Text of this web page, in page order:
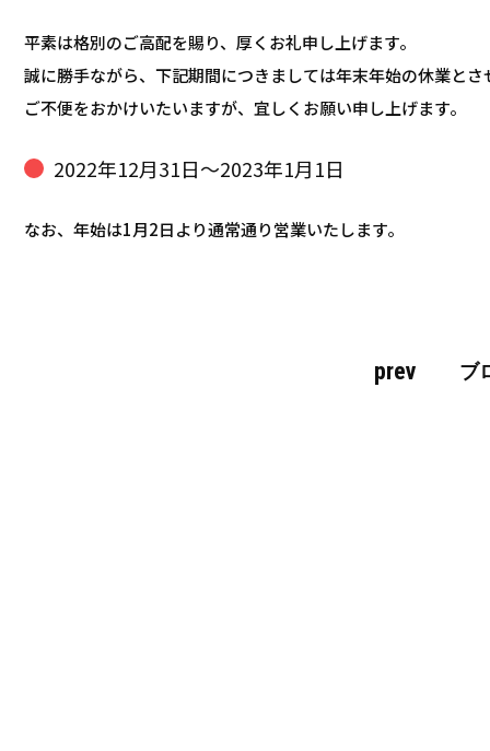
平素は格別のご高配を賜り、厚くお礼申し上げます。
誠に勝手ながら、下記期間につきましては年末年始の休業とさ
ご不便をおかけいたいますが、宜しくお願い申し上げます。
2022年12月31日～2023年1月1日
なお、年始は1月2日より通常通り営業いたします。
prev ブ